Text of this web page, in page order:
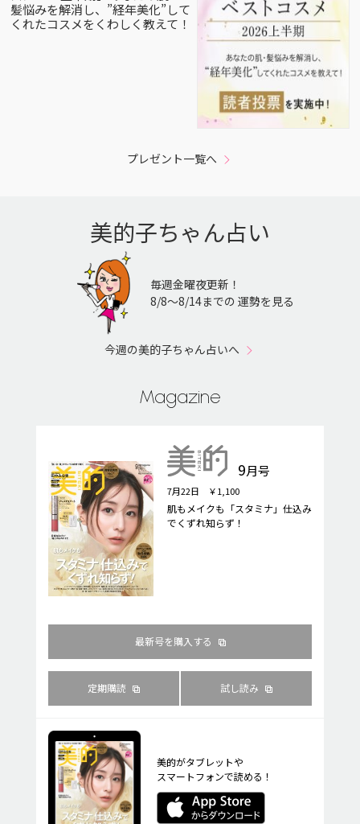
髪悩みを解消し、”経年美化”して
くれたコスメをくわしく教えて！
プレゼント一覧へ
美的子ちゃん占い
毎週金曜夜更新！
8/8〜8/14までの 運勢を見る
今週の美的子ちゃん占いへ
Magazine
9月号
7月22日 ￥1,100
肌もメイクも「スタミナ」仕込み
でくずれ知らず！
最新号を購入する
定期購読 試し読み
美的がタブレットや
スマートフォンで読める！